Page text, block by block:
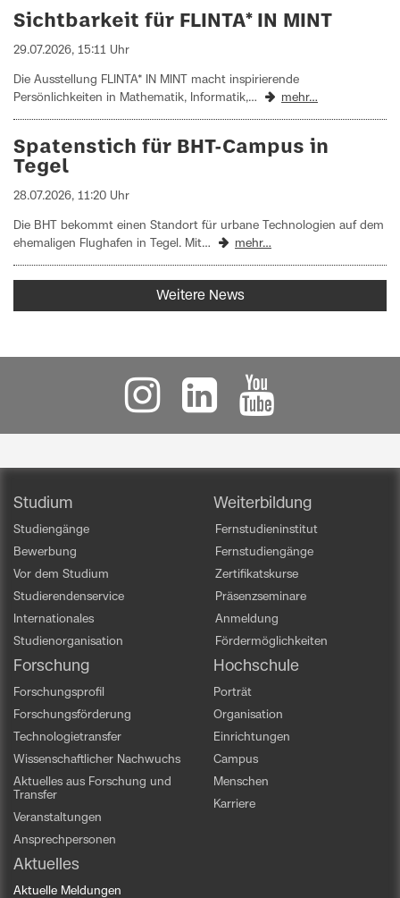
Sichtbarkeit für FLINTA* IN MINT
29.07.2026, 15:11 Uhr
Die Ausstellung FLINTA* IN MINT macht inspirierende
Persönlichkeiten in Mathematik, Informatik,…
mehr…
Spatenstich für BHT-Campus in
Tegel
28.07.2026, 11:20 Uhr
Die BHT bekommt einen Standort für urbane Technologien auf dem
ehemaligen Flughafen in Tegel. Mit…
mehr…
Weitere News
Studium
Studiengänge
Bewerbung
Vor dem Studium
Studierendenservice
Internationales
Studienorganisation
Weiterbildung
Fernstudieninstitut
Fernstudiengänge
Zertifikatskurse
Präsenzseminare
Anmeldung
Fördermöglichkeiten
Forschung
Forschungsprofil
Forschungsförderung
Technologietransfer
Wissenschaftlicher Nachwuchs
Aktuelles aus Forschung und
Transfer
Veranstaltungen
Ansprechpersonen
Hochschule
Porträt
Organisation
Einrichtungen
Campus
Menschen
Karriere
Aktuelles
Aktuelle Meldungen